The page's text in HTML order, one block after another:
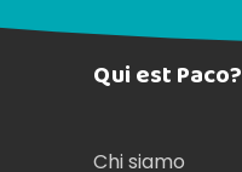
Qui est Paco?
Chi siamo